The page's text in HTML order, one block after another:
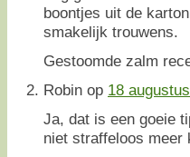
boontjes uit de
smakelijk trouwens.
Gestoomde zalm
Robin op 18
Ja, dat is een goeie
niet straffeloos meer